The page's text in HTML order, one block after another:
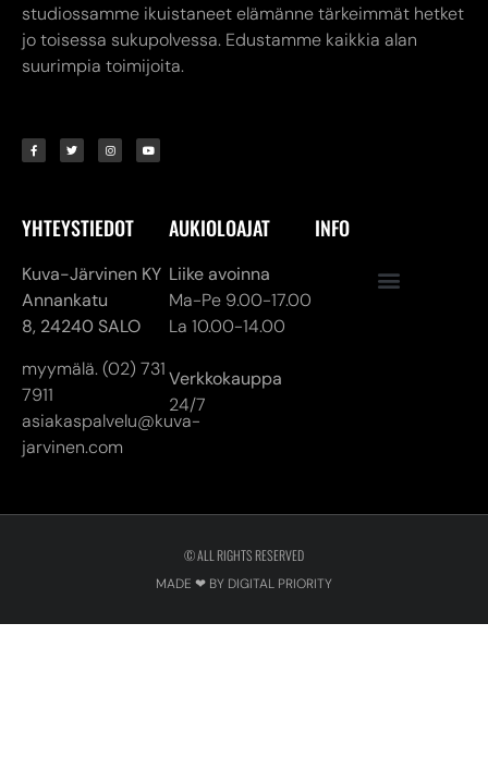
studiossamme ikuistaneet elämänne tärkeimmät hetket
jo toisessa sukupolvessa. Edustamme kaikkia alan
suurimpia toimijoita.
YHTEYSTIEDOT
Kuva-Järvinen KY
Annankatu
8, 24240 SALO
myymälä. (02) 731
7911
asiakaspalvelu@kuva-
jarvinen.com
AUKIOLOAJAT
Liike avoinna
Ma-Pe 9.00-17.00
La 10.00-14.00
Verkkokauppa
24/7
INFO
© ALL RIGHTS RESERVED
MADE ❤ BY DIGITAL PRIORITY